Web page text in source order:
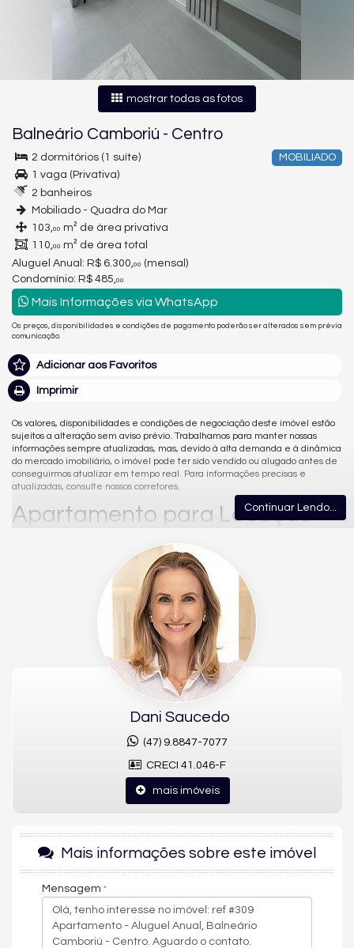
mostrar todas as fotos
Balneário Camboriú - Centro
MOBILIADO
2 dormitórios (1 suíte)
1 vaga (Privativa)
2 banheiros
Mobiliado - Quadra do Mar
103,00 m² de área privativa
110,00 m² de área total
Aluguel Anual: R$ 6.300,00 (mensal)
Condomínio: R$ 485,00
Mais Informações via WhatsApp
Os preços, disponibilidades e condições de pagamento poderão ser alterados sem prévia
comunicação.
Adicionar aos Favoritos
Imprimir
Os valores, disponibilidades e condições de negociação deste imóvel estão
sujeitos a alteração sem aviso prévio. Trabalhamos para manter nossas
informações sempre atualizadas, mas, devido à alta demanda e à dinâmica
do mercado imobiliário, o imóvel pode ter sido vendido ou alugado antes de
conseguirmos atualizar em tempo real. Para informações precisas e
atualizadas, consulte nossos corretores.
Apartamento para Locação
Anual em Balneário Camboriú
– Quadra Mar, Totalmente
Reformado
Viva o Melhor de Balneário Camboriú com
Conforto e Sofisticação
Imagine acordar todos os dias a poucos passos do mar, em um
apartamento totalmente reformado, moderno e funcional. Este
imóvel, localizado na quadra mar da Barra Sul, oferece 103 m²
de área privativa, com 2 dormitórios, sendo 1 suíte,
churrasqueira a carvão e 1 vaga de garagem privativa. A boa
proporcionando um clima agradável durante todo o dia.
Por que Investir neste Imóvel?
praticidade e uma localização privilegiada. A proximidade com
a praia permite desfrutar do melhor de Balneário Camboriú,
com fácil acesso a restaurantes, bares, supermercados e
farmácias. Além disso, a reforma completa garante um
ambiente moderno e pronto para morar.
Estrutura do Prédio
Continuar Lendo...
Dani Saucedo
(47) 9.8847-7077
CRECI 41.046-F
mais imóveis
Mais informações sobre este imóvel
Mensagem